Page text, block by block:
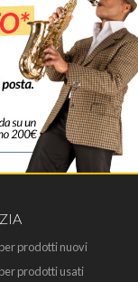
prodotti nuovi
prodotti usati